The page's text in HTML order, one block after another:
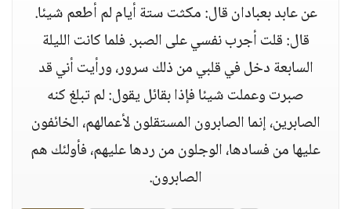
عن عابد بعبادان قال: مكثت ستة أيام لم أطعم شيئا.
قال: قلت أجرب نفسي على الصبر. فلما كانت الليلة
السابعة دخل في قلبي من ذلك سرور، ورأيت أني قد
صبرت وعملت شيئا فإذا بقائل يقول: لم تبلغ كنه
الصابرين، إنما الصابرون المستقلون لأعمالهم، الخائفون
عليها من فسادها، الوجلون من ردها عليهم، فأولئك هم
الصابرون.